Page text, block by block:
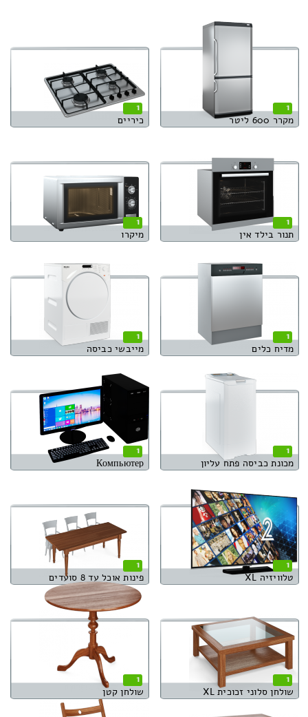
1
מקרר 600 ליטר
1
כיריים
1
תנור בילד אין
1
מיקרו
1
מדיח כלים
1
מייבשי כביסה
1
מכונת כביסה פתח עליון
1
Компьютер
1
טלוויזיה XL
1
פינות אוכל עד 8 סועדים
1
שולחן סלוני זכוכית XL
1
שולחן קטן